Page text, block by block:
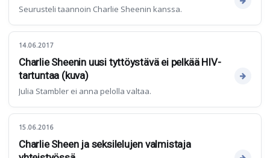
Seurusteli taannoin Charlie Sheenin kanssa.
14.06.2017
Charlie Sheenin uusi tyttöystävä ei pelkää HIV-
tartuntaa (kuva)
Julia Stambler ei anna pelolla valtaa.
15.06.2016
Charlie Sheen ja seksilelujen valmistaja